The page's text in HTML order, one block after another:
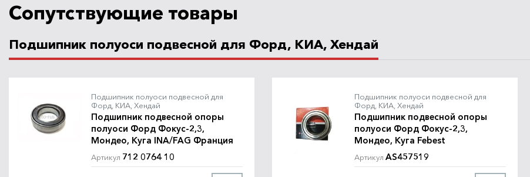
Сопутствующие товары
Подшипник полуоси подвесной для Форд, КИА, Хендай
Подшипник полуоси подвесной для
Форд, КИА, Хендай
Подшипник подвесной опоры
полуоси Форд Фокус-2,3,
Мондео, Куга INA/FAG Франция
Артикул 712 0764 10
Подшипник полуоси подвесной для
Форд, КИА, Хендай
Подшипник подвесной опоры
полуоси Форд Фокус-2,3,
Мондео, Куга Febest
Артикул AS457519